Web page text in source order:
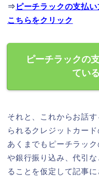
⇒ ピーチラックの支払
こちらをクリック
ピーチラックの
てい
それと、これからお話
られるクレジットカー
あくまでもピーチラッ
や銀行振り込み、代引
ることを仮定して記事